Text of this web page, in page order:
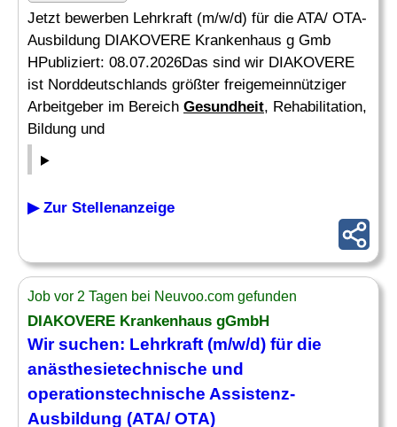
Jetzt bewerben Lehrkraft (m/w/d) für die ATA/ OTA-
Ausbildung DIAKOVERE Krankenhaus g Gmb
HPubliziert: 08.07.2026Das sind wir DIAKOVERE
ist Norddeutschlands größter freigemeinnütziger
Arbeitgeber im Bereich Gesundheit, Rehabilitation,
Bildung und
▶ Zur Stellenanzeige
Job vor 2 Tagen bei Neuvoo.com gefunden
DIAKOVERE Krankenhaus gGmbH
Wir suchen: Lehrkraft (m/w/d) für die
anästhesietechnische und
operationstechnische Assistenz-
Ausbildung (ATA/ OTA)